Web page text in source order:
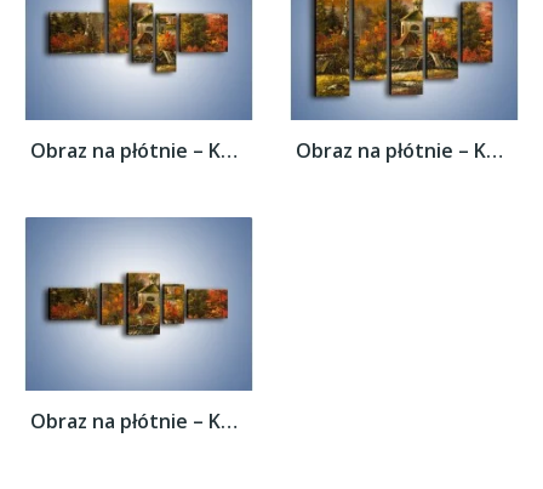
Obraz na płótnie – Kaplica późną jesienią... Obraz na płótnie – Kaplica późną jesienią...
Obraz na płótnie – Kaplica późną jesienią...